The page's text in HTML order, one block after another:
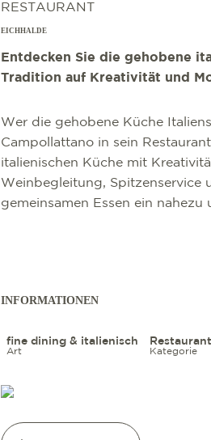
RESTAURANT
EICHHALDE
Entdecken Sie die gehobene
Tradition auf Kreativität und
Wer die gehobene Küche
Campollattano in sein
italienischen Küche mit
Weinbegleitung, Spitzenservice
gemeinsamen Essen ein nahezu
INFORMATIONEN
fine dining & italienisch
Art
Restaurant
Kategorie